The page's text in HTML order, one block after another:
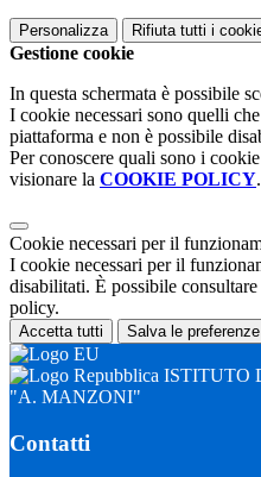
Personalizza Rifiuta tutti i
Gestione cookie
In questa schermata è possibile
I cookie necessari sono quelli
piattaforma e non è possibile
Per conoscere quali sono i
visionare la COOKIE POLICY.
Cookie necessari per il
I cookie necessari per il
disabilitati. È possibile
policy.
Accetta tutti Salva le preferenze
ISTITUTO
"A. MANZONI"
Contatti